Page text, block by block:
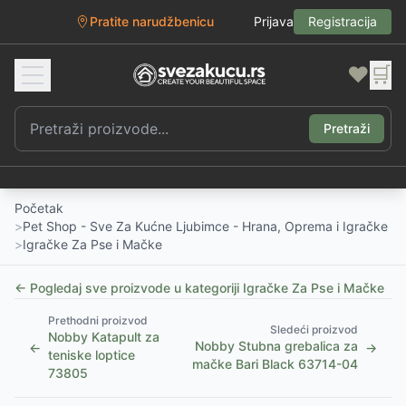
Pratite narudžbenicu Prijava Registracija
❤️ 🛒
Pretraži
Početak
>Pet Shop - Sve Za Kućne Ljubimce - Hrana, Oprema i Igračke
>Igračke Za Pse i Mačke
← Pogledaj sve proizvode u kategoriji Igračke Za Pse i Mačke
←
Prethodni proizvod
Nobby Katapult za
teniske loptice
73805
Sledeći proizvod
Nobby Stubna grebalica za
mačke Bari Black 63714-04
→